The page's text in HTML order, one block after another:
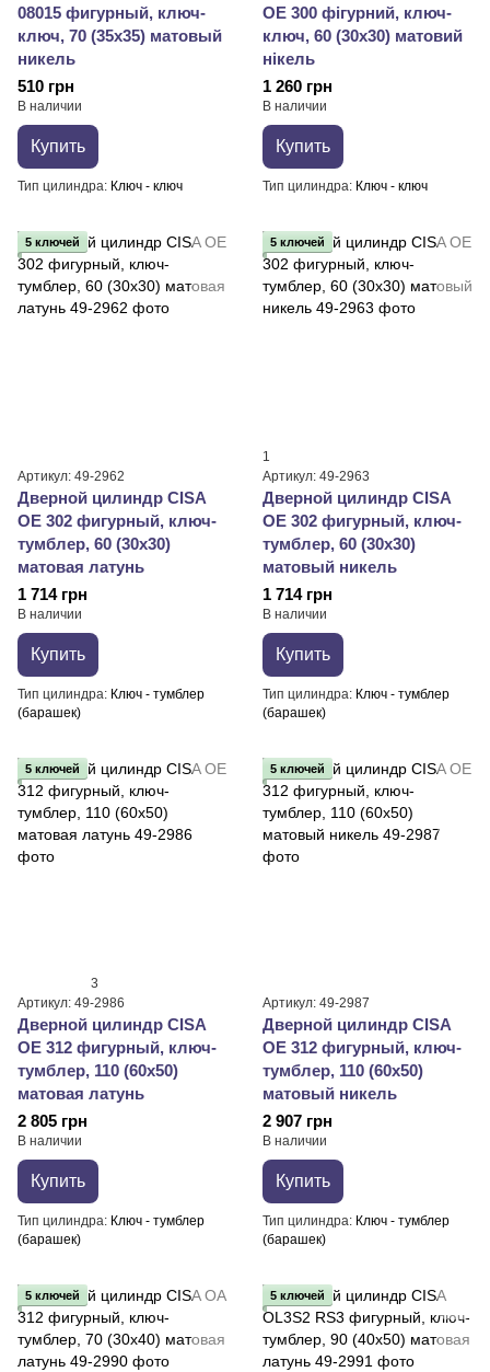
08015 фигурный, ключ-
ключ, 70 (35х35) матовый
никель
510 грн
В наличии
Купить
Тип цилиндра Ключ - ключ
OE 300 фігурний, ключ-
ключ, 60 (30х30) матовий
нікель
1 260 грн
В наличии
Купить
Тип цилиндра Ключ - ключ
5 ключей
Артикул: 49-2962
Дверной цилиндр CISA
OE 302 фигурный, ключ-
тумблер, 60 (30х30)
матовая латунь
1 714 грн
В наличии
Купить
Тип цилиндра Ключ - тумблер
(барашек)
5 ключей
1
Артикул: 49-2963
Дверной цилиндр CISA
OE 302 фигурный, ключ-
тумблер, 60 (30х30)
матовый никель
1 714 грн
В наличии
Купить
Тип цилиндра Ключ - тумблер
(барашек)
5 ключей
3
Артикул: 49-2986
Дверной цилиндр CISA
OE 312 фигурный, ключ-
тумблер, 110 (60х50)
матовая латунь
2 805 грн
В наличии
Купить
Тип цилиндра Ключ - тумблер
(барашек)
5 ключей
Артикул: 49-2987
Дверной цилиндр CISA
OE 312 фигурный, ключ-
тумблер, 110 (60х50)
матовый никель
2 907 грн
В наличии
Купить
Тип цилиндра Ключ - тумблер
(барашек)
5 ключей 5 ключей